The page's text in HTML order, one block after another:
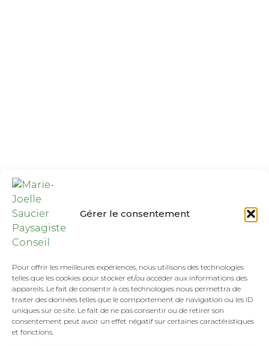
Gérer le consentement
Pour offrir les meilleures expériences, nous utilisons des technologies
telles que les cookies pour stocker et/ou accéder aux informations des
appareils. Le fait de consentir à ces technologies nous permettra de
traiter des données telles que le comportement de navigation ou les ID
uniques sur ce site. Le fait de ne pas consentir ou de retirer son
consentement peut avoir un effet négatif sur certaines caractéristiques
et fonctions.